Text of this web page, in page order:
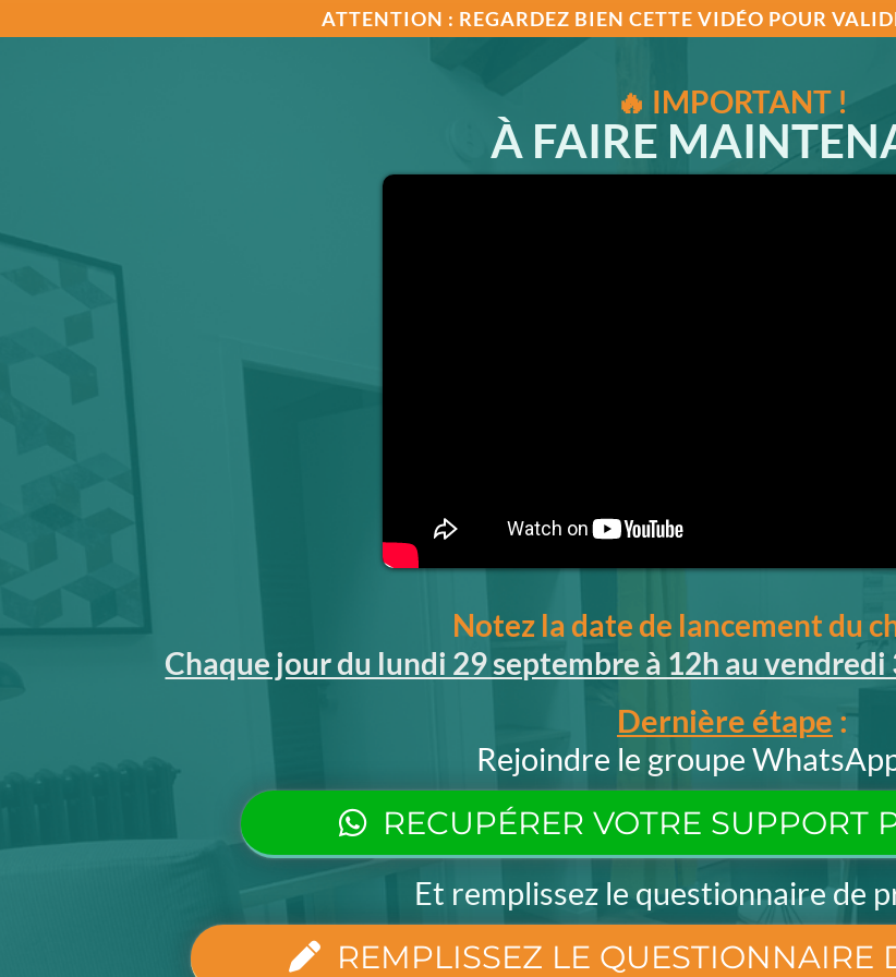
ATTENTION : REGARDEZ BIEN CETTE VIDÉO POUR
🔥 IMPORTANT !
À FAIRE
Notez la date de lancement du
Chaque jour du lundi 29 septembre à 12h au vendredi
Dernière étape :
Rejoindre le groupe
RECUPÉRER VOTRE SUPPORT
Et remplissez le questionnaire de
REMPLISSEZ LE QUESTIONNAIRE